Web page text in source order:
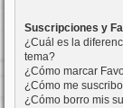
Suscripciones y
¿Cuál es la
tema?
¿Cómo marcar
¿Cómo me
¿Cómo borro mis